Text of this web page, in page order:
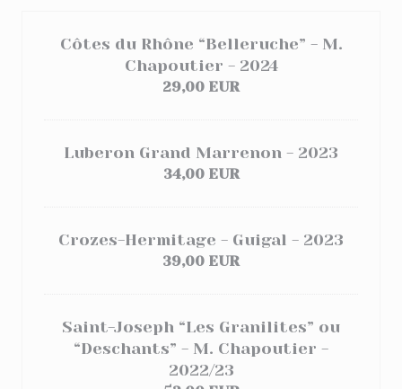
Côtes du Rhône “Belleruche” - M.
Chapoutier - 2024
29,00 EUR
Luberon Grand Marrenon - 2023
34,00 EUR
Crozes-Hermitage - Guigal - 2023
39,00 EUR
Saint-Joseph “Les Granilites” ou
“Deschants” - M. Chapoutier -
2022/23